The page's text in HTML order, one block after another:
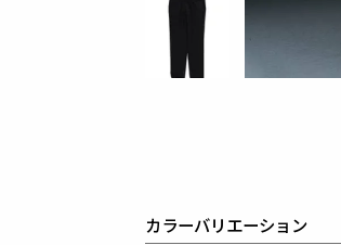
カラーバリエーション